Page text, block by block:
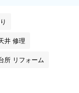
井 修理
所 リフォーム